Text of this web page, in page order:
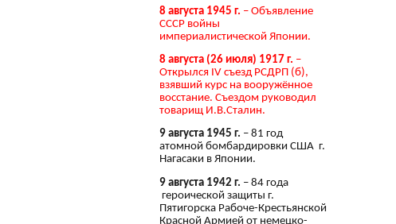
8 августа 1945 г. – Объявление
СССР войны
империалистической Японии.
8 августа (26 июля) 1917 г. –
Открылся IV съезд РСДРП (б),
взявший курс на вооружённое
восстание. Съездом руководил
товарищ И.В.Сталин.
9 августа 1945 г. – 81 год
атомной бомбардировки США г.
Нагасаки в Японии.
9 августа 1942 г. – 84 года
героической защиты г.
Пятигорска Рабоче-Крестьянской
Красной Армией от немецко-